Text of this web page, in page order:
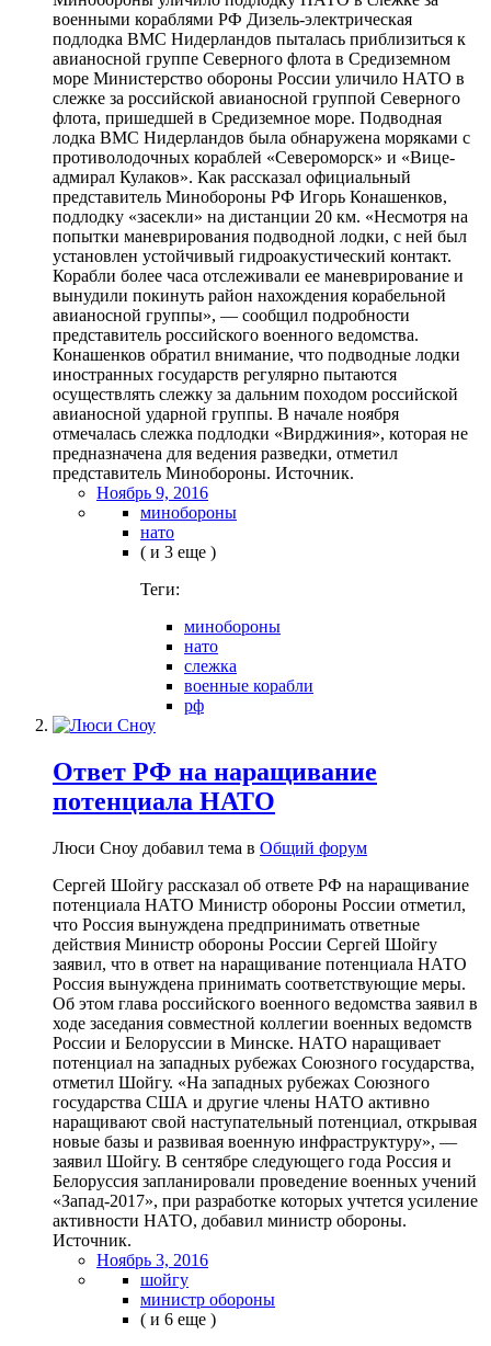
военными кораблями РФ Дизель-электрическая
подлодка ВМС Нидерландов пыталась приблизиться к
авианосной группе Северного флота в Средиземном
море Министерство обороны России уличило НАТО в
слежке за российской авианосной группой Северного
флота, пришедшей в Средиземное море. Подводная
лодка ВМС Нидерландов была обнаружена моряками с
противолодочных кораблей «Североморск» и «Вице-
адмирал Кулаков». Как рассказал официальный
представитель Минобороны РФ Игорь Конашенков,
подлодку «засекли» на дистанции 20 км. «Несмотря на
попытки маневрирования подводной лодки, с ней был
установлен устойчивый гидроакустический контакт.
Корабли более часа отслеживали ее маневрирование и
вынудили покинуть район нахождения корабельной
авианосной группы», — сообщил подробности
представитель российского военного ведомства.
Конашенков обратил внимание, что подводные лодки
иностранных государств регулярно пытаются
осуществлять слежку за дальним походом российской
авианосной ударной группы. В начале ноября
отмечалась слежка подлодки «Вирджиния», которая не
предназначена для ведения разведки, отметил
представитель Минобороны. Источник.
Ноябрь 9, 2016
минобороны
нато
( и 3 еще )
Теги:
минобороны
нато
слежка
военные корабли
рф
Ответ РФ на наращивание
потенциала НАТО
Люси Сноу добавил тема в Общий форум
Сергей Шойгу рассказал об ответе РФ на наращивание
потенциала НАТО Министр обороны России отметил,
что Россия вынуждена предпринимать ответные
действия Министр обороны России Сергей Шойгу
заявил, что в ответ на наращивание потенциала НАТО
Россия вынуждена принимать соответствующие меры.
Об этом глава российского военного ведомства заявил в
ходе заседания совместной коллегии военных ведомств
России и Белоруссии в Минске. НАТО наращивает
потенциал на западных рубежах Союзного государства,
отметил Шойгу. «На западных рубежах Союзного
государства США и другие члены НАТО активно
наращивают свой наступательный потенциал, открывая
новые базы и развивая военную инфраструктуру», —
заявил Шойгу. В сентябре следующего года Россия и
Белоруссия запланировали проведение военных учений
«Запад-2017», при разработке которых учтется усиление
активности НАТО, добавил министр обороны.
Источник.
Ноябрь 3, 2016
шойгу
министр обороны
( и 6 еще )